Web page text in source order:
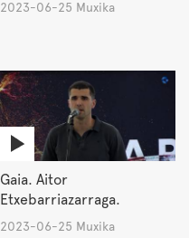
2023-06-25 Muxika
Gaia. Aitor
Etxebarriazarraga.
2023-06-25 Muxika